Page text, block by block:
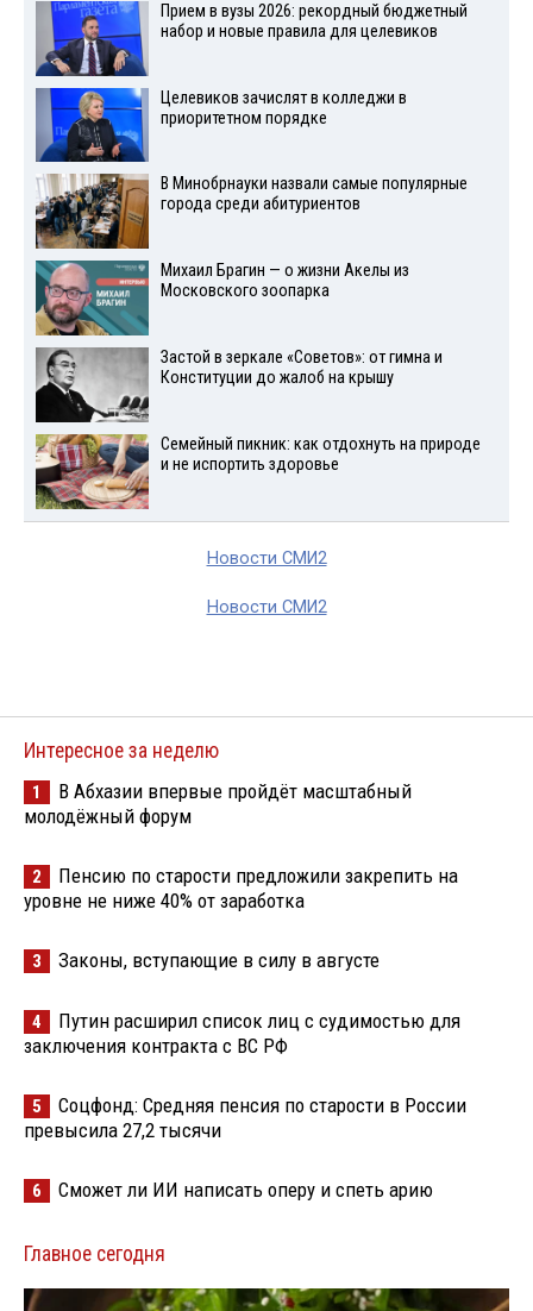
Прием в вузы 2026: рекордный бюджетный
набор и новые правила для целевиков
Целевиков зачислят в колледжи в
приоритетном порядке
В Минобрнауки назвали самые популярные
города среди абитуриентов
Михаил Брагин — о жизни Акелы из
Московского зоопарка
Застой в зеркале «Советов»: от гимна и
Конституции до жалоб на крышу
Семейный пикник: как отдохнуть на природе
и не испортить здоровье
Новости СМИ2
Новости СМИ2
Интересное за неделю
1
В Абхазии впервые пройдёт масштабный
молодёжный форум
2
Пенсию по старости предложили закрепить на
уровне не ниже 40% от заработка
3 Законы, вступающие в силу в августе
4
Путин расширил список лиц с судимостью для
заключения контракта с ВС РФ
5
Соцфонд: Средняя пенсия по старости в России
превысила 27,2 тысячи
6 Сможет ли ИИ написать оперу и спеть арию
Главное сегодня